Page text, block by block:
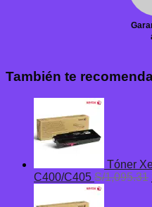
También te
Tóner
C400/C405 S/1,095.31